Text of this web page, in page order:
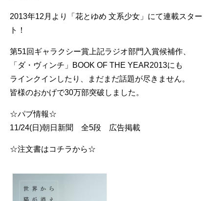
2013年12月より「花とゆめ 文系少女」にて連載スター
ト！
第51回ギャラクシー賞上記ラジオ部門入賞候補作、
「ダ・ヴィンチ」BOOK OF THE YEAR2013にも
ラインクインしたり、まだまだ話題が尽きません。
皆様のおかげで30万部突破しました。
☆パブ情報☆
11/24(日)朝日新聞 全5段 広告掲載
☆注文書はコチラから☆